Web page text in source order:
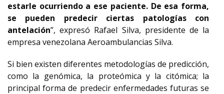
estarle ocurriendo a ese paciente. De esa forma,
se pueden predecir ciertas patologías con
antelación”, expresó Rafael Silva, presidente de la
empresa venezolana Aeroambulancias Silva.
Si bien existen diferentes metodologías de predicción,
como la genómica, la proteómica y la citómica; la
principal forma de predecir enfermedades futuras se